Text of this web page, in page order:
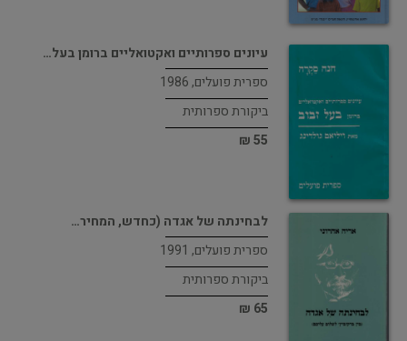
עיונים ספרותיים ואקטואליים ברומן בעל…
ספרית פועלים, 1986
ביקורת ספרותית
55 ₪
לבחינתה של אגדה (כחדש, המחיר…
ספרית פועלים, 1991
ביקורת ספרותית
65 ₪